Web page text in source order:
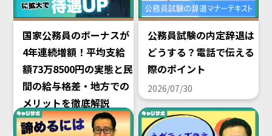
国家公務員のボーナスが
4年連続増額！平均支給
額73万8500円の実態と民
間の給与格差・地方での
メリットを徹底解説
2026/08/02
公務員試験の内定辞退は
どうする？電話で伝える
際のポイント
2026/07/30